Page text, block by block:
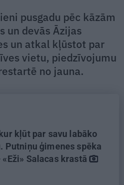
pusgadu pēc kāzām
un devās Āzijas
un atkal kļūstot par
vietu, piedzīvojumu
no jauna.
kļūt par savu labāko
Putniņu ģimenes spēka
«Eži» Salacas krastā